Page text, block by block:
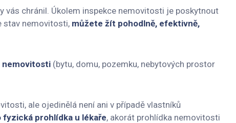
vás chránil. Úkolem inspekce nemovitosti je poskytnout
stav nemovitosti, můžete žít pohodlně, efektivně,
nemovitosti (bytu, domu, pozemku, nebytových prostor
ale ojedinělá není ani v případě vlastníků
fyzická prohlídka u lékaře, akorát prohlídka nemovitosti